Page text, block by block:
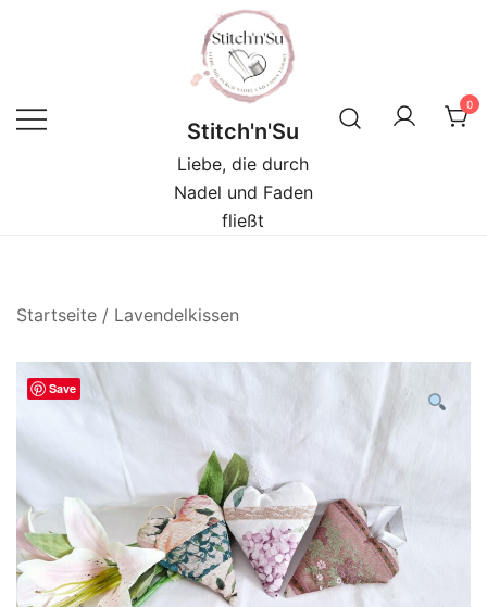
Stitch'n'Su
Liebe, die durch
Nadel und Faden
fließt
0
Startseite / Lavendelkissen
Save